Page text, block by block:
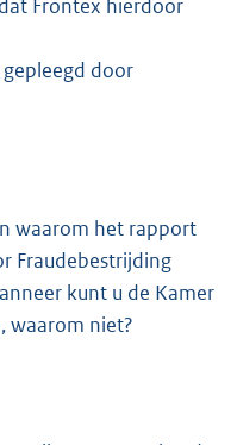
Frontex hierdoor
door
waarom het rapport
Fraudebestrijding
kunt u de Kamer
waarom niet?